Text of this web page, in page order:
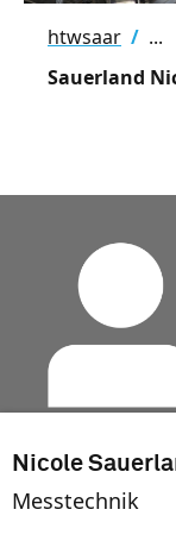
htwsaar
Sauerland
Nicole
Messtechnik